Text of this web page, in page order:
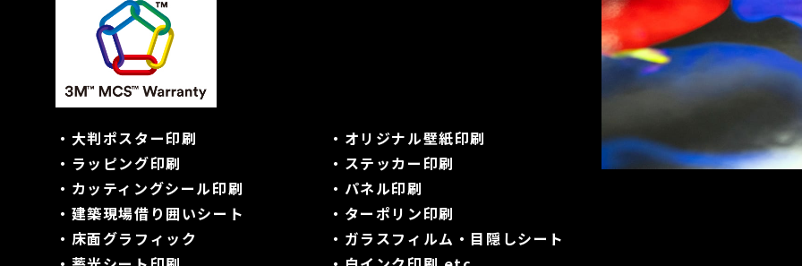
・大判ポスター印刷
・オリジナル壁紙印刷
・ラッピング印刷
・ステッカー印刷
・カッティングシール印刷
・パネル印刷
・建築現場借り囲いシート
・ターポリン印刷
・床面グラフィック
・ガラスフィルム・目隠しシート